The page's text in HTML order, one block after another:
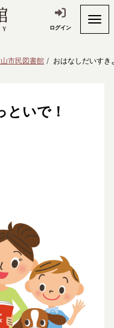
ログイン
市民図書館 おはなしだいすき
いで！